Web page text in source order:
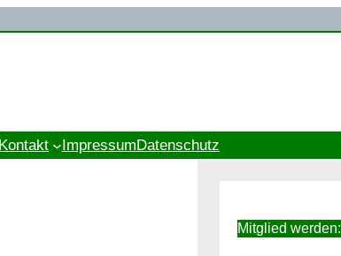
Kontakt Impressum Datenschutz
Mitglied werden: